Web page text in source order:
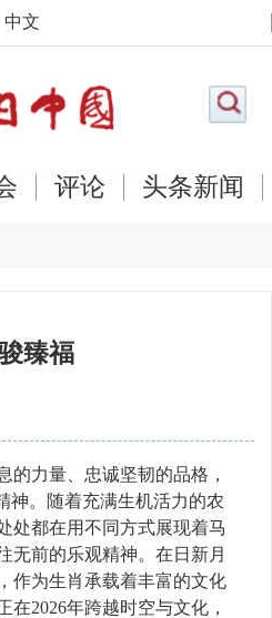
中文
评论 头条新闻
臻福
力量、忠诚坚韧的品格，
神。随着充满生机活力的农
处都在用不同方式展现着马
无前的乐观精神。在日新月
作为生肖承载着丰富的文化
在2026年跨越时空与文化，